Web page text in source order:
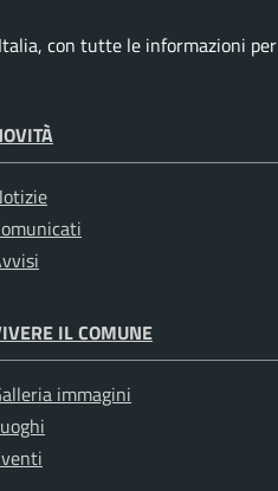
con tutte le informazioni per
IL COMUNE
immagini